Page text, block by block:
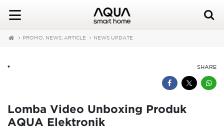
PROMO, NEWS, ARTICLE NEWS UPDATE
SHARE
•
Lomba Video Unboxing Produk
AQUA Elektronik